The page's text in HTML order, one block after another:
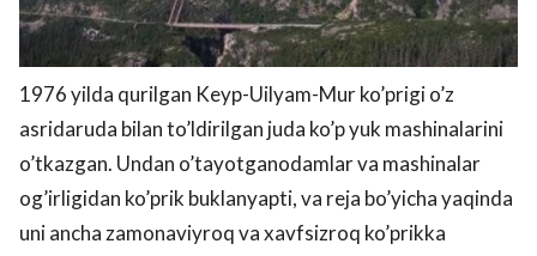
1976 yilda qurilgan Keyp-Uilyam-Mur ko’prigi o’z
asridaruda bilan to’ldirilgan juda ko’p yuk mashinalarini
o’tkazgan. Undan o’tayotganodamlar va mashinalar
og’irligidan ko’prik buklanyapti, va reja bo’yicha yaqinda
uni ancha zamonaviyroq va xavfsizroq ko’prikka